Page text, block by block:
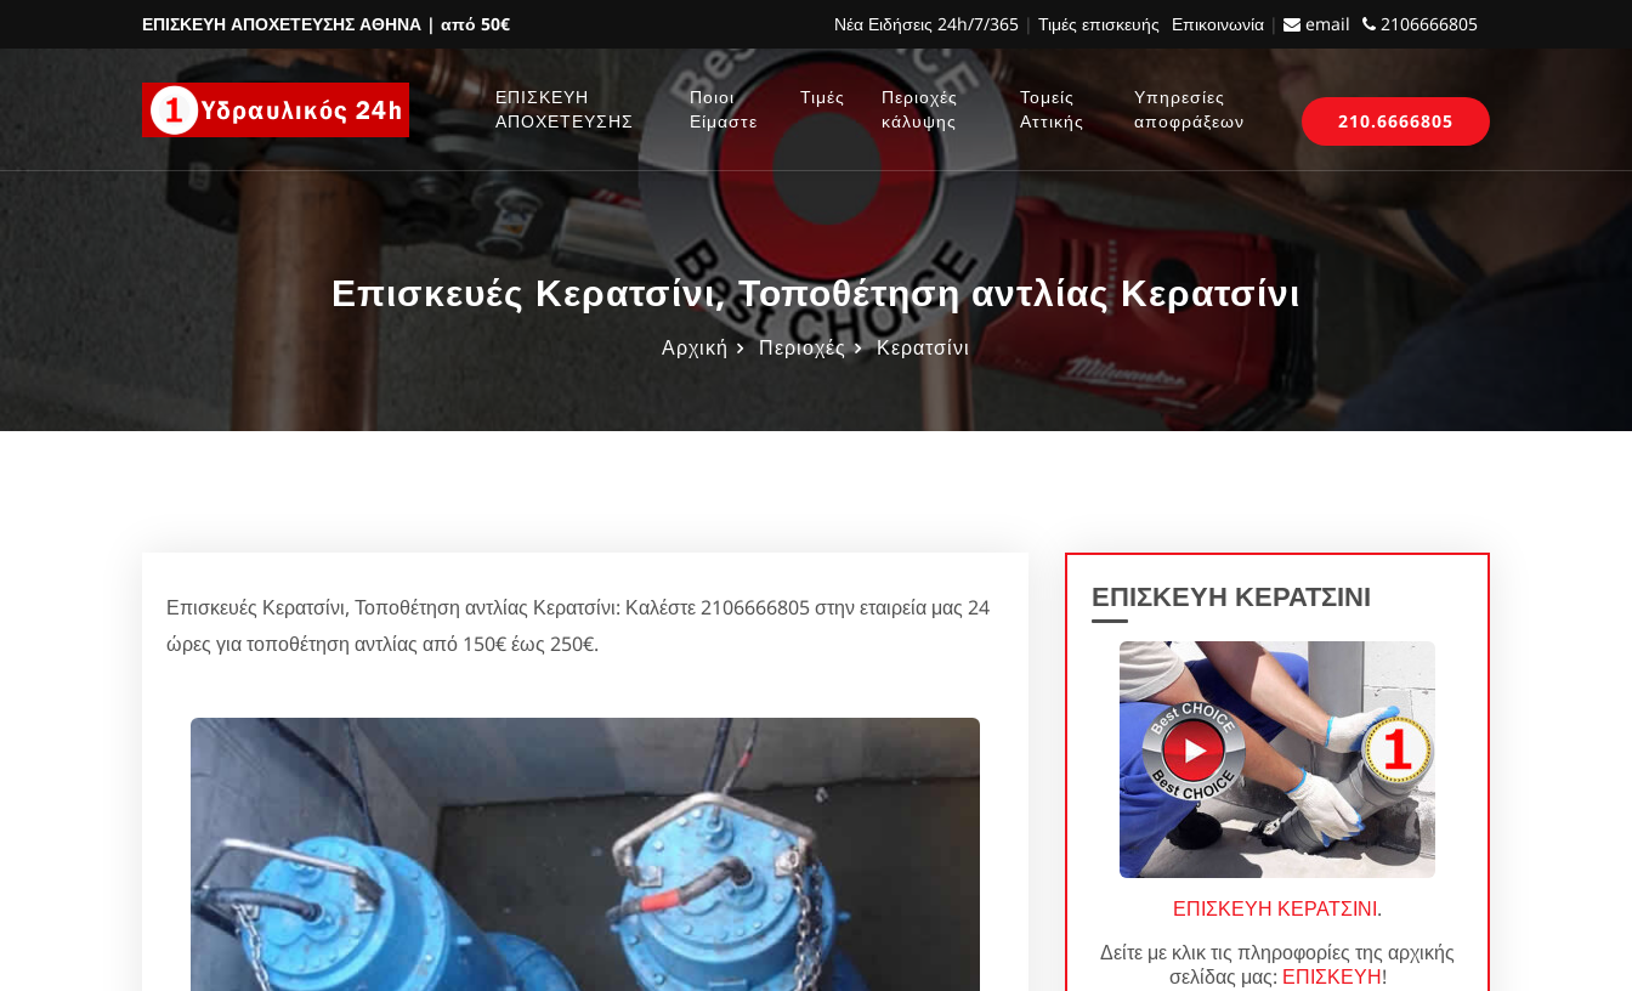
ΕΠΙΣΚΕΥΗ ΑΠΟΧΕΤΕΥΣΗΣ ΑΘΗΝΑ | από 50€ Νέα Ειδήσεις 24h/7/365 | Τιμές επισκευής Επικοινωνία | email 2106666805
ΕΠΙΣΚΕΥΗ
ΑΠΟΧΕΤΕΥΣΗΣ
Ποιοι
Είμαστε
Τιμές
Περιοχές
κάλυψης
Τομείς
Αττικής
Υπηρεσίες
αποφράξεων
210.6666805
Επισκευές Κερατσίνι, Τοποθέτηση αντλίας Κερατσίνι
Αρχική Περιοχές Κερατσίνι
Επισκευές Κερατσίνι, Τοποθέτηση αντλίας Κερατσίνι: Καλέστε 2106666805 στην εταιρεία μας 24
ώρες για τοποθέτηση αντλίας από 150€ έως 250€.
ΕΠΙΣΚΕΥΗ ΚΕΡΑΤΣΙΝΙ
ΕΠΙΣΚΕΥΗ ΚΕΡΑΤΣΙΝΙ.
Δείτε με κλικ τις πληροφορίες της αρχικής
σελίδας μας: ΕΠΙΣΚΕΥΗ!